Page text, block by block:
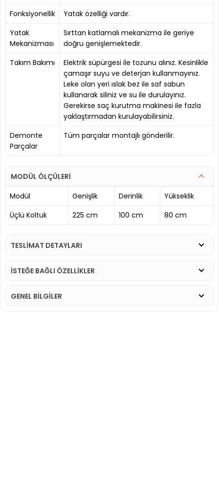
Fonksiyonellik
Yatak özelliği vardır.
Yatak
Mekanizması
Sırttan katlamalı mekanizma ile geriye
doğru genişlemektedir.
Takım Bakımı
Elektrik süpürgesi ile tozunu alınız. Kesinlikle
çamaşır suyu ve deterjan kullanmayınız.
Leke olan yeri ıslak bez ile saf sabun
kullanarak siliniz ve su ile durulayınız.
Gerekirse saç kurutma makinesi ile fazla
yaklaştırmadan kurulayabilirsiniz.
Demonte
Parçalar
Tüm parçalar montajlı gönderilir.
MODÜL ÖLÇÜLERİ
Modül
Genişlik Derinlik
Yükseklik
Üçlü Koltuk
225 cm 100 cm 80 cm
TESLİMAT DETAYLARI
İSTEĞE BAĞLI ÖZELLİKLER
GENEL BİLGİLER